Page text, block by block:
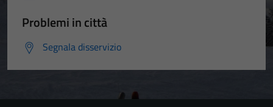
Problemi in città
Segnala disservizio